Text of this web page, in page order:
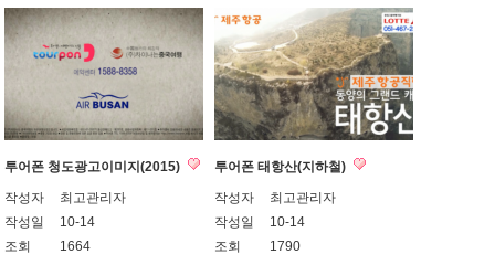
투어폰 청도광고이미지(2015)
작성자
최고관리자
작성일
10-14
조회
1664
투어폰 태항산(지하철)
작성자
최고관리자
작성일
10-14
조회
1790